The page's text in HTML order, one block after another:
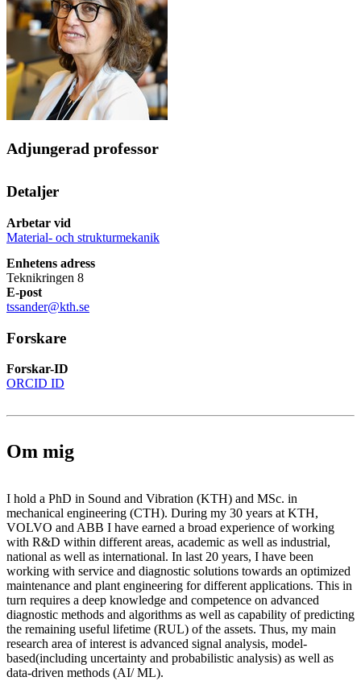
Adjungerad professor
Detaljer
Arbetar vid
Material- och strukturmekanik
Enhetens adress
Teknikringen 8
E-post
tssander@kth.se
Forskare
Forskar-ID
ORCID ID
Om mig
I hold a PhD in Sound and Vibration (KTH) and MSc. in
mechanical engineering (CTH). During my 30 years at KTH,
VOLVO and ABB I have earned a broad experience of working
with R&D within different areas, academic as well as industrial,
national as well as international. In last 20 years, I have been
working with service and diagnostic solutions towards an optimized
maintenance and plant engineering for different applications. This in
turn requires a deep knowledge and competence on advanced
diagnostic methods and algorithms as well as capability of predicting
the remaining useful lifetime (RUL) of the assets. Thus, my main
research area of interest is advanced signal analysis, model-
based(including uncertainty and probabilistic analysis) as well as
data-driven methods (AI/ ML).